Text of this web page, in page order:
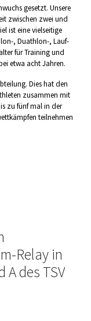
gesetzt. Unsere
zwischen zwei und
ist eine vielseitige
, Duathlon-, Lauf-
für Training und
etwa acht Jahren.
Dies hat den
zusammen mit
zu fünf mal in der
teilnehmen
Relay in
des TSV